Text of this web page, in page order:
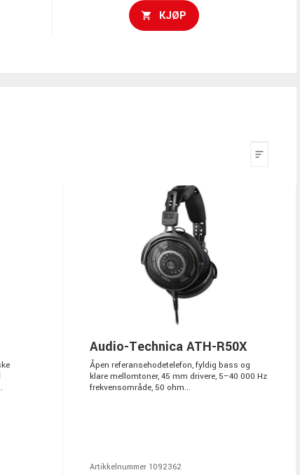
flammelønn, aluminiumchassis
KJØP
Audio-Technica ATH-R50X
Åpen referansehodetelefon, fyldig bass og
klare mellomtoner, 45 mm drivere, 5–40 000 Hz
frekvensområde, 50 ohm...
Artikkelnummer 1092362